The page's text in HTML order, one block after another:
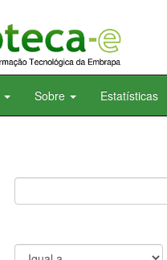
Sobre Estatísticas